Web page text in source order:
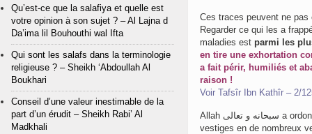
Ces traces peuvent ne pas
Regarder ce qui les a
maladies est parmi les
en tire une exhortation
a fait périr, humiliés et
raison !
Voir Tafsîr Ibn Kathîr – 2/
Allah سبحانه و تعالى a ordonné à Ses serviteurs de parcourir la terre de contempler et de méditer ces
vestiges en de nombreux
Qu’est-ce que la salafiya et quelle est
votre opinion à son sujet ? – Al Lajna d
Da’ima lil Bouhouthi wal Ifta
Qui sont les salafs dans la terminologie
religieuse ? – Sheikh ‘Abdoullah Al
Boukhari
Conseil d’une valeur inestimable de la
part d’un érudit – Sheikh Rabi’ Al
Madkhali